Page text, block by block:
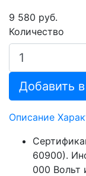
9 580 руб.
Количество
Добавить
Описание
60900).
000 Вольт